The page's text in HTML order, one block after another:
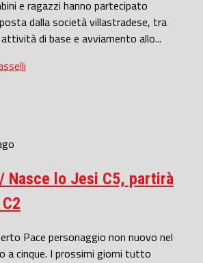
e ragazzi hanno partecipato
dalla società villastradese, tra
di base e avviamento allo...
Nasce lo Jesi C5, partirà
Pace personaggio non nuovo nel
a cinque. I prossimi giorni tutto